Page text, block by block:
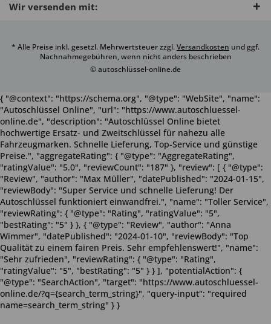
Wir versenden mit:
* Alle Preise inkl. gesetzl. Mehrwertsteuer zzgl.Versandkosten und ggf.
Nachnahmegebühren, wenn nicht anders beschrieben
© autoschlüssel-online.de
{ "@context": "https://schema.org", "@type": "WebSite", "name":
"Autoschlüssel Online", "url": "https://www.autoschluessel-
online.de", "description": "Autoschlüssel Online bietet
hochwertige Ersatz- und Zweitschlüssel für nahezu alle
Fahrzeugmarken. Schnelle Lieferung, Top-Service und günstige
Preise.", "aggregateRating": { "@type": "AggregateRating",
"ratingValue": "5.0", "reviewCount": "187" }, "review": [ { "@type":
"Review", "author": "Max Müller", "datePublished": "2024-01-15",
"reviewBody": "Super Service und schnelle Lieferung! Der
Autoschlüssel funktioniert einwandfrei.", "name": "Toller Service",
"reviewRating": { "@type": "Rating", "ratingValue": "5",
"bestRating": "5" } }, { "@type": "Review", "author": "Anna
Wimmer", "datePublished": "2024-01-10", "reviewBody": "Top
Qualität zu einem fairen Preis. Sehr empfehlenswert!", "name":
"Sehr zufrieden", "reviewRating": { "@type": "Rating",
"ratingValue": "5", "bestRating": "5" } } ], "potentialAction": {
"@type": "SearchAction", "target": "https://www.autoschluessel-
online.de/?q={search_term_string}", "query-input": "required
name=search_term_string" } }